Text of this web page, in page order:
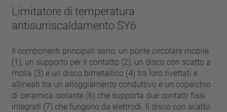
Limitatore di temperatura
antisurriscaldamento SY6
Il componenti principali sono: un ponte circolare mobile
(1), un supporto per il contatto (2), un disco con scatto a
molla (3) e un disco bimetallico (4) tra loro rivettati e
allineati tra un alloggiamento conduttivo e un coperchio
di ceramica isolante (6) che supporta due contatti fissi
integrati (7) che fungono da elettrodi. Il disco con scatto